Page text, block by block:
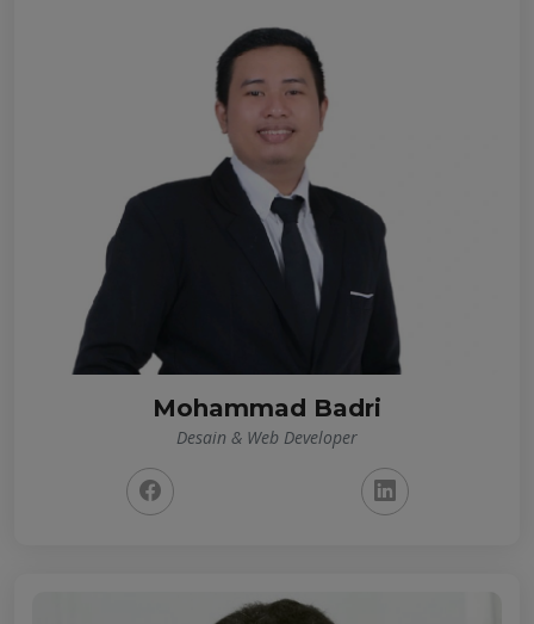
Mohammad Badri
Desain & Web Developer